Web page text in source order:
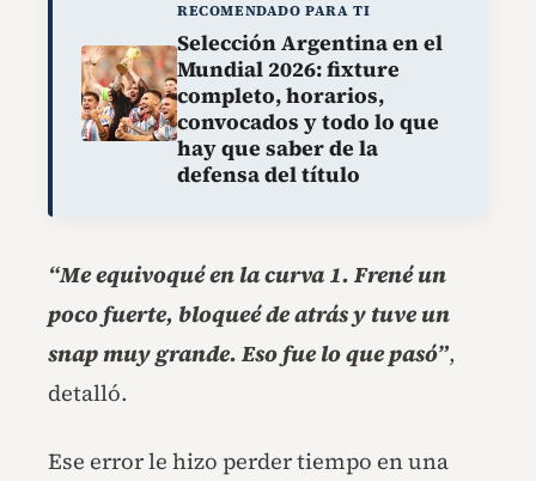
RECOMENDADO PARA TI
Selección Argentina en el
Mundial 2026: fixture
completo, horarios,
convocados y todo lo que
hay que saber de la
defensa del título
“Me equivoqué en la curva 1. Frené un
poco fuerte, bloqueé de atrás y tuve un
snap muy grande. Eso fue lo que pasó”,
detalló.
Ese error le hizo perder tiempo en una